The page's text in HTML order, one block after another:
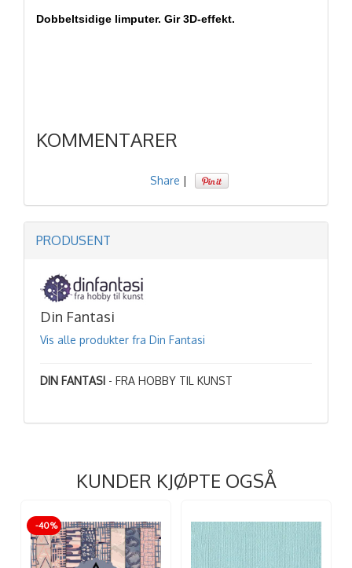
Dobbeltsidige limputer. Gir 3D-effekt.
KOMMENTARER
Share |
PRODUSENT
Din Fantasi
Vis alle produkter fra Din Fantasi
DIN FANTASI - FRA HOBBY TIL KUNST
KUNDER KJØPTE OGSÅ
-40%